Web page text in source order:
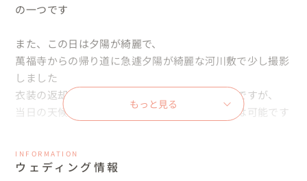
の一つです
また、この日は夕陽が綺麗で、
萬福寺からの帰り道に急遽夕陽が綺麗な河川敷で少し撮影
しました
衣装の返却があるので大幅な時間変更は難しいですが、
当日の天候や状況で少し寄り道したりすることは可能です
当日がお二人にとっていい思い出として記憶に残ってくれ
もっと見る
INFORMATION
ウェディング情報